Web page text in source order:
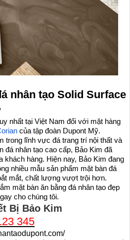
nhân tạo Solid Surface
nhất tại Việt Nam đối với mặt hàng
của tập đoàn Dupont Mỹ.
trong lĩnh vực đá trang trí nội thất và
đá nhân tạo cao cấp, Bảo Kim đã
hàng. Hiện nay, Bảo Kim đang
nhiều mẫu sản phẩm mặt bàn đá
mắt, chất lượng vượt trội hơn.
mặt bàn ăn bằng đá nhân tạo đẹp
cho chúng tôi.
Bị Bảo Kim
345